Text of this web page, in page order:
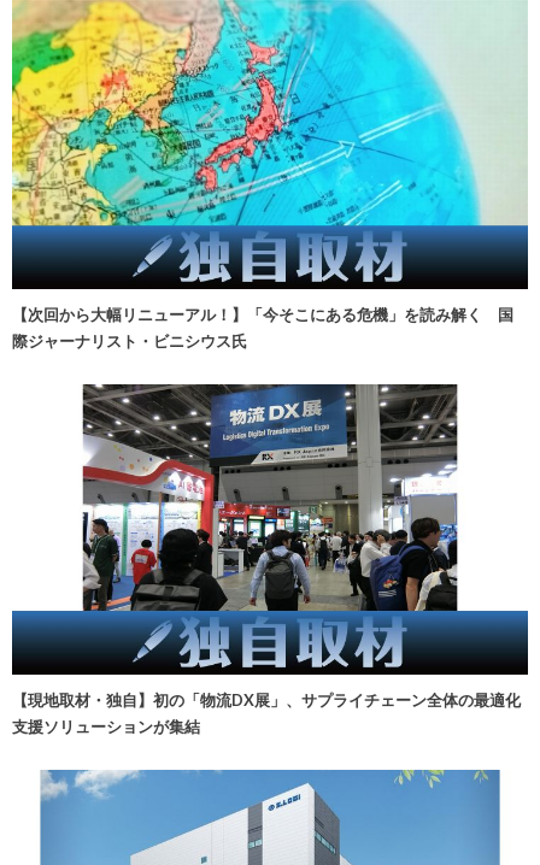
【次回から大幅リニューアル！】「今そこにある危機」を読み解く 国
際ジャーナリスト・ビニシウス氏
【現地取材・独自】初の「物流DX展」、サプライチェーン全体の最適化
支援ソリューションが集結